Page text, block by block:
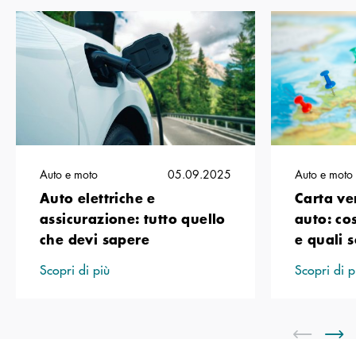
Auto e moto 05.09.2025
Auto elettriche e
assicurazione: tutto quello
che devi sapere
Scopri di più
Auto e moto
Carta
auto:
e quali
Scopri di